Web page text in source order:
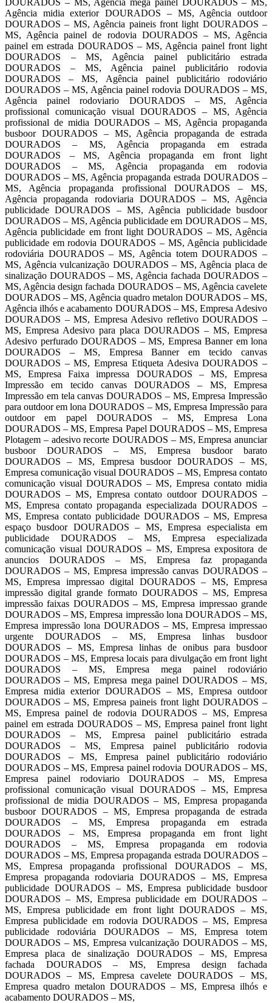
Agência midia exterior DOURADOS – MS, Agência outdoor
DOURADOS – MS, Agência paineis front light DOURADOS –
MS, Agência painel de rodovia DOURADOS – MS, Agência
painel em estrada DOURADOS – MS, Agência painel front light
DOURADOS – MS, Agência painel publicitário estrada
DOURADOS – MS, Agência painel publicitário rodovia
DOURADOS – MS, Agência painel publicitário rodoviário
DOURADOS – MS, Agência painel rodovia DOURADOS – MS,
Agência painel rodoviario DOURADOS – MS, Agência
profissional comunicação visual DOURADOS – MS, Agência
profissional de midia DOURADOS – MS, Agência propaganda
busboor DOURADOS – MS, Agência propaganda de estrada
DOURADOS – MS, Agência propaganda em estrada
DOURADOS – MS, Agência propaganda em front light
DOURADOS – MS, Agência propaganda em rodovia
DOURADOS – MS, Agência propaganda estrada DOURADOS –
MS, Agência propaganda profissional DOURADOS – MS,
Agência propaganda rodoviaria DOURADOS – MS, Agência
publicidade DOURADOS – MS, Agência publicidade busdoor
DOURADOS – MS, Agência publicidade em DOURADOS – MS,
Agência publicidade em front light DOURADOS – MS, Agência
publicidade em rodovia DOURADOS – MS, Agência publicidade
rodoviária DOURADOS – MS, Agência totem DOURADOS –
MS, Agência vulcanização DOURADOS – MS, Agência placa de
sinalização DOURADOS – MS, Agência fachada DOURADOS –
MS, Agência design fachada DOURADOS – MS, Agência cavelete
DOURADOS – MS, Agência quadro metalon DOURADOS – MS,
Agência ilhós e acabamento DOURADOS – MS, Empresa Adesivo
DOURADOS – MS, Empresa Adesivo refletivo DOURADOS –
MS, Empresa Adesivo para placa DOURADOS – MS, Empresa
Adesivo perfurado DOURADOS – MS, Empresa Banner em lona
DOURADOS – MS, Empresa Banner em tecido canvas
DOURADOS – MS, Empresa Etiqueta Adesiva DOURADOS –
MS, Empresa Faixa impressa DOURADOS – MS, Empresa
Impressão em tecido canvas DOURADOS – MS, Empresa
Impressão em tela canvas DOURADOS – MS, Empresa Impressão
para outdoor em lona DOURADOS – MS, Empresa Impressão para
outdoor em papel DOURADOS – MS, Empresa Lona
DOURADOS – MS, Empresa Papel DOURADOS – MS, Empresa
Plotagem – adesivo recorte DOURADOS – MS, Empresa anunciar
busboor DOURADOS – MS, Empresa busdoor barato
DOURADOS – MS, Empresa busdoor DOURADOS – MS,
Empresa comunicação visual DOURADOS – MS, Empresa contato
comunicação visual DOURADOS – MS, Empresa contato midia
DOURADOS – MS, Empresa contato outdoor DOURADOS –
MS, Empresa contato propaganda especializada DOURADOS –
MS, Empresa contato publicidade DOURADOS – MS, Empresa
espaço busdoor DOURADOS – MS, Empresa especialista em
publicidade DOURADOS – MS, Empresa especializada
comunicação visual DOURADOS – MS, Empresa expositora de
anuncios DOURADOS – MS, Empresa faz propaganda
DOURADOS – MS, Empresa impressão canvas DOURADOS –
MS, Empresa impressao digital DOURADOS – MS, Empresa
impressão digital grande formato DOURADOS – MS, Empresa
impressão faixas DOURADOS – MS, Empresa impressao grande
DOURADOS – MS, Empresa impressão lona DOURADOS – MS,
Empresa impressão lona DOURADOS – MS, Empresa impressao
urgente DOURADOS – MS, Empresa linhas busdoor
DOURADOS – MS, Empresa linhas de onibus para busdoor
DOURADOS – MS, Empresa locais para divulgação em front light
DOURADOS – MS, Empresa mega painel rodoviário
DOURADOS – MS, Empresa mega painel DOURADOS – MS,
Empresa midia exterior DOURADOS – MS, Empresa outdoor
DOURADOS – MS, Empresa paineis front light DOURADOS –
MS, Empresa painel de rodovia DOURADOS – MS, Empresa
painel em estrada DOURADOS – MS, Empresa painel front light
DOURADOS – MS, Empresa painel publicitário estrada
DOURADOS – MS, Empresa painel publicitário rodovia
DOURADOS – MS, Empresa painel publicitário rodoviário
DOURADOS – MS, Empresa painel rodovia DOURADOS – MS,
Empresa painel rodoviario DOURADOS – MS, Empresa
profissional comunicação visual DOURADOS – MS, Empresa
profissional de midia DOURADOS – MS, Empresa propaganda
busboor DOURADOS – MS, Empresa propaganda de estrada
DOURADOS – MS, Empresa propaganda em estrada
DOURADOS – MS, Empresa propaganda em front light
DOURADOS – MS, Empresa propaganda em rodovia
DOURADOS – MS, Empresa propaganda estrada DOURADOS –
MS, Empresa propaganda profissional DOURADOS – MS,
Empresa propaganda rodoviaria DOURADOS – MS, Empresa
publicidade DOURADOS – MS, Empresa publicidade busdoor
DOURADOS – MS, Empresa publicidade em DOURADOS –
MS, Empresa publicidade em front light DOURADOS – MS,
Empresa publicidade em rodovia DOURADOS – MS, Empresa
publicidade rodoviária DOURADOS – MS, Empresa totem
DOURADOS – MS, Empresa vulcanização DOURADOS – MS,
Empresa placa de sinalização DOURADOS – MS, Empresa
fachada DOURADOS – MS, Empresa design fachada
DOURADOS – MS, Empresa cavelete DOURADOS – MS,
Empresa quadro metalon DOURADOS – MS, Empresa ilhós e
acabamento DOURADOS – MS,